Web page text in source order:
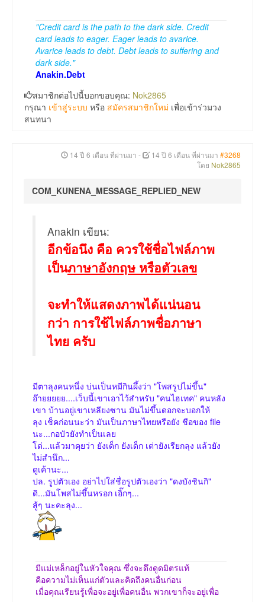
"Credit card is the path to the dark side. Credit
card leads to eager. Eager leads to avarice.
Avarice leads to debt. Debt leads to suffering and
dark side."
Anakin.Debt
สมาชิกต่อไปนี้บอกขอบคุณ: Nok2865
กรุณา เข้าสู่ระบบ หรือ สมัครสมาชิกใหม่ เพื่อเข้าร่วมวง
สนทนา
14 ปี 6 เดือน ที่ผ่านมา - 14 ปี 6 เดือน ที่ผ่านมา #3268
โดย Nok2865
COM_KUNENA_MESSAGE_REPLIED_NEW
Anakin เขียน:
อีกข้อนึง คือ ควรใช้ชื่อไฟล์ภาพ
เป็นภาษาอังกฤษ หรือตัวเลข
จะทำให้แสดงภาพได้แน่นอน
กว่า การใช้ไฟล์ภาพชื่อภาษา
ไทย ครับ
มีตาลุงคนหนึ่ง บ่นเป็นหมีกินผึ้งว่า "โพสรูปไม่ขึ้น"
อ๊ายยยยย....เว็บนี้เขาเอาไว้สำหรับ "คนไฮเทค" คนหลัง
เขา บ้านอยู่เขาเหลียงซาน มันไม่ขึ้นดอกจะบอกให้
ลุง เช็คก่อนนะว่า มันเป็นภาษาไทยหรือยัง ชือของ file
นะ...กอบัวยังทำเป็นเลย
โด่...แล้วมาคุยว่า ยังเด็ก ยังเด็ก เต่ายังเรียกลุง แล้วยัง
ไม่สำนึก...
ดูเค้านะ...
ปล. รูปตัวเอง อย่าไปใส่ชื่อรูปตัวเองว่า "ดงบังชินกิ"
ดิ...มันโพสไม่ขึ้นหรอก เอิ๊กๆ...
สู้ๆ นะคะลุง...
มีแม่เหล็กอยู่ในหัวใจคุณ ซึ่งจะดึงดูดมิตรแท้
คือความไม่เห็นแก่ตัวและคิดถึงคนอื่นก่อน
เมื่อคุณเรียนรู้เพื่อจะอยู่เพื่อคนอื่น พวกเขาก็จะอยู่เพื่อ